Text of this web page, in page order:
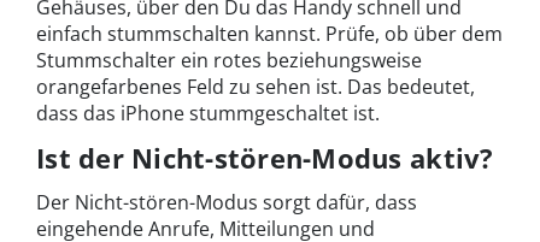
Gehäuses, über den Du das Handy schnell und
einfach stummschalten kannst. Prüfe, ob über dem
Stummschalter ein rotes beziehungsweise
orangefarbenes Feld zu sehen ist. Das bedeutet,
dass das iPhone stummgeschaltet ist.
Ist der Nicht-stören-Modus aktiv?
Der Nicht-stören-Modus sorgt dafür, dass
eingehende Anrufe, Mitteilungen und